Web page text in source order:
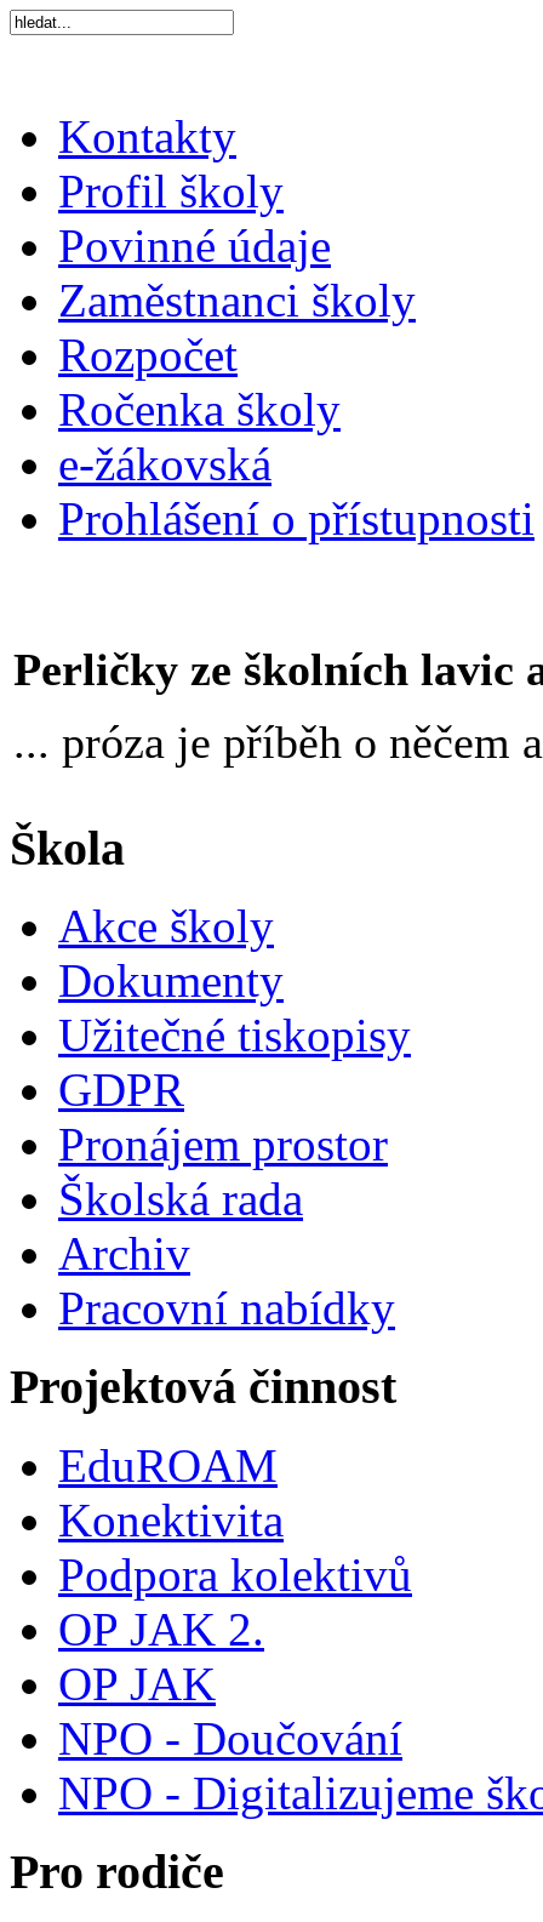
Kontakty
Profil školy
Povinné údaje
Zaměstnanci školy
Rozpočet
Ročenka školy
e-žákovská
Prohlášení o přístupnosti
Perličky ze školních lavic
... próza je příběh o něčem
Škola
Akce školy
Dokumenty
Užitečné tiskopisy
GDPR
Pronájem prostor
Školská rada
Archiv
Pracovní nabídky
Projektová činnost
EduROAM
Konektivita
Podpora kolektivů
OP JAK 2.
OP JAK
NPO - Doučování
NPO - Digitalizujeme
Pro rodiče